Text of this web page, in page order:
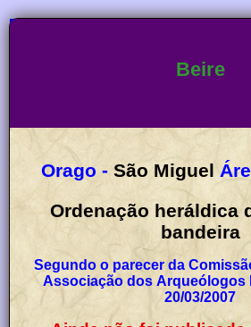
Beire
Orago - São Miguel
Ordenação heráldica
bandeira
Segundo o parecer da
Associação dos Arqueólogos
20/03/2007